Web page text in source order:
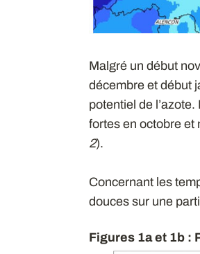
Malgré un début
décembre et début
potentiel de
fortes en octobre et
2).
Concernant les
douces sur une
Figures 1a et 1b :